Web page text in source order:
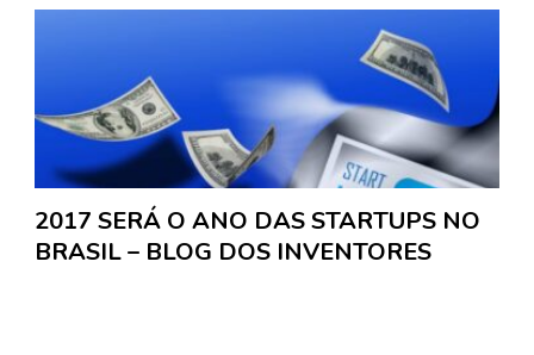
2017 SERÁ O ANO DAS STARTUPS NO
BRASIL – BLOG DOS INVENTORES